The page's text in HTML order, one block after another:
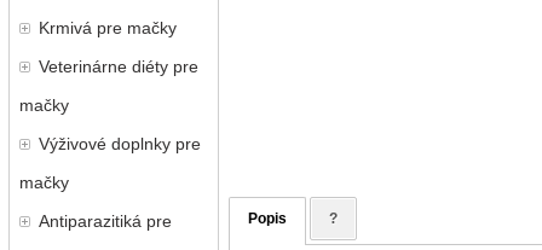
Krmivá pre mačky
Veterinárne diéty pre
mačky
Výživové doplnky pre
mačky
Antiparazitiká pre
Popis ?